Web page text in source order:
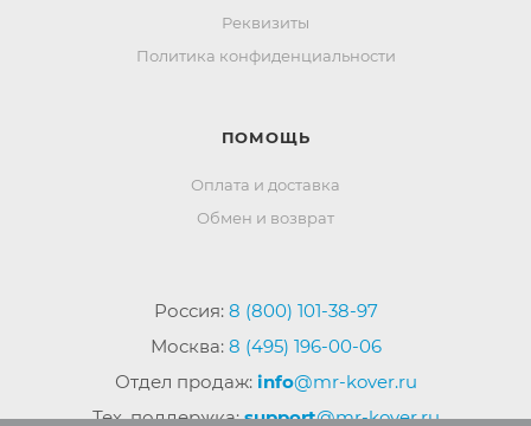
Реквизиты
Политика конфиденциальности
ПОМОЩЬ
Оплата и доставка
Обмен и возврат
Россия: 8 (800) 101-38-97
Москва: 8 (495) 196-00-06
Отдел продаж: info@mr-kover.ru
Тех. поддержка:support@mr-kover.ru